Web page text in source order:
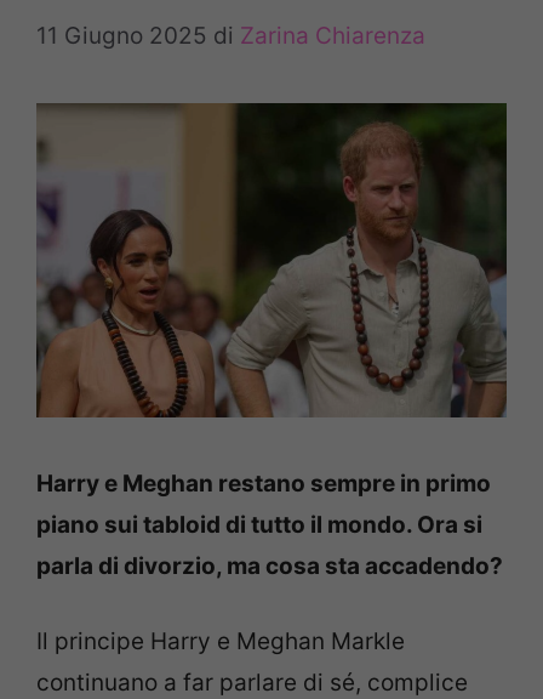
11 Giugno 2025 di Zarina Chiarenza
Harry e Meghan restano sempre in primo
piano sui tabloid di tutto il mondo. Ora si
parla di divorzio, ma cosa sta accadendo?
Il principe Harry e Meghan Markle
continuano a far parlare di sé, complice